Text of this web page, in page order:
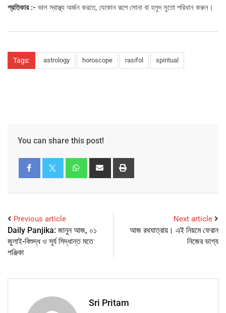
প্রতিকার :- ভাল স্বাস্থ্য অর্জন করতে, যেকোন রূপে সোনা বা হলুদ সুতো পরিধান করুন।
Tags: astrology horoscope rasifol spiritual
You can share this post!
Previous article
Daily Panjika: জানুন আজ, ০১
জুলাই-বিশুদ্ধ ও সূর্য সিদ্ধান্ত মতে
পঞ্জিকা
Next article
আজ রথযাত্রায়। এই নিয়মে ফেরান
নিজের ভাগ্য
Sri Pritam